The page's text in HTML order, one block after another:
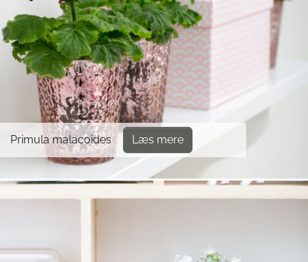
Primula malacoides Læs mere